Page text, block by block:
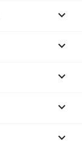




keyboard_arrow_down